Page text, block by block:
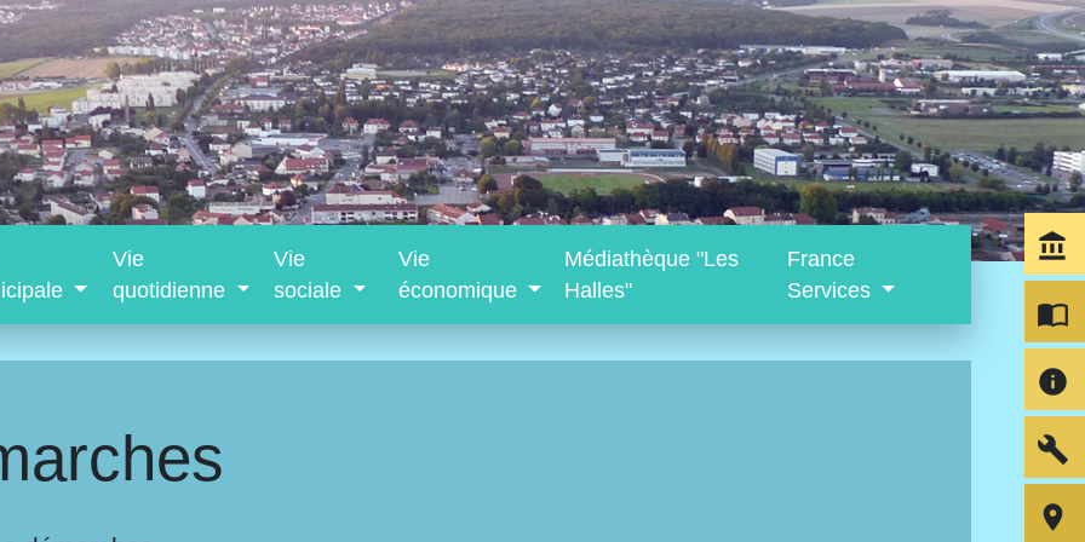
Vie
quotidienne
Vie
sociale
Vie
économique
Médiathèque "Les
Halles"
France
Services
account_balance
import_contacts
info
build
room